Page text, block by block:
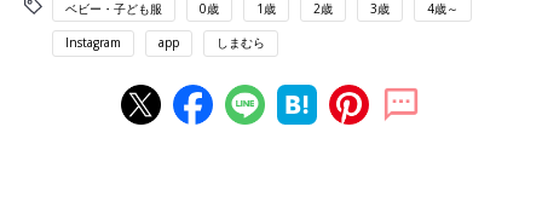
ベビー・子ども服 0歳 1歳 2歳 3歳 4歳～
Instagram app しまむら